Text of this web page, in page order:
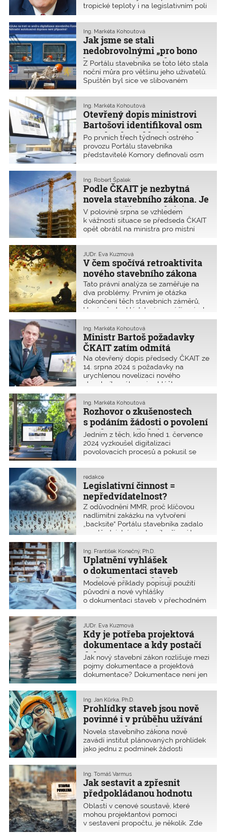
tropické teploty i na legislativním poli
a nového stavebního zákona.
Nepředpokládal jsem, že by start tak
složitého systému pracoval hn
Jak jsme se stali
nedobrovolnými „pro bono
beta testery“ Portálu
stavebníka
Ing. Markéta Kohoutová
Z Portálu stavebníka se toto léto stala
noční můra pro většinu jeho uživatelů.
Spuštěn byl sice ve slibovaném
řada podstatných funkcionalit a jeho
uživatelská nepřívětivost zdaleka
předčila obavy autorizovaných osob.
Namísto slibovaného zkrácení lhůt
nastala panika a paralýza
povolovacího řízení. To jsou zřejmé
důvody, proč se problémy Portálu
stavebníka staly i jednou z hlavních
nepokusili pracovat a teprve je to
čeká, přinášíme stručné ohlédnutí za
průběhem prvních týdnů života
digitalizace nových povolovacích
procesů.
Otevřený dopis ministrovi
Bartošovi identifikoval osm
zásadních problémů Portálu
stavebníka
Ing. Markéta Kohoutová
Po prvních třech týdnech ostrého
provozu Portálu stavebníka
představitelé Komory definovali osm
chyb. Ty byly popsány votevřeném
dopise ČKAIT ministrovi MMR
z 25. července 2024 . Ing. Radim
Loukota doplňuje informaci o tom, zda
a jak se tyto chyby ke konci srpna
podařilo odstranit.
Podle ČKAIT je nezbytná
novela stavebního zákona. Je
nutné zrušit retroaktivitu
některých jeho částí
Ing. Robert Špalek
V polovině srpna se vzhledem
k vážnosti situace se předseda ČKAIT
opět obrátil na ministra pro místní
rozsáhlá rekodifikace stavebního
práva může mít i velmi negativní
dopad na výkonnost celého českého
stavebnictví. ČKAIT požaduje novelu
nového stavebního zákona a navrhuje
zásadní úpravu pravidel pro
přechodné období tak, aby se
zamezilo retroaktivnímu působení
V čem spočívá retroaktivita
nového stavebního zákona
JUDr. Eva Kuzmová
Tato právní analýza se zaměřuje na
dva problémy. Prvním je otázka
dokončení těch stavebních záměrů,
které předpokládaly územní řízení, ale
stavebník nestihl do 30. června 2024
podat žádost o územní řízení. Druhým
je otázka komunikace stavebníka se
stavebním úřadem a dotčenými
orgány, a zejména to, zda
i v přechodném období (tedy do 30.
června 2027) musí stavebník nahrát
projektovou dokumentaci výhradně
Retroaktivita nového stavebního
zákona vyplývá z formulace jeho
přechodných ustanovení a z pozdě
vydávaných prováděcích předpisů.
Situaci komplikuje i příliš striktní
výklad MMR.
Ministr Bartoš požadavky
ČKAIT zatím odmítá
Ing. Markéta Kohoutová
Na otevřený dopis předsedy ČKAIT ze
14. srpna 2024 s požadavky na
urychlenou novelizaci nového
stavebního zákona i vyhlášky
o dokumentaci staveb Komora
obdržela zamítavou odpověď již
19. srpna 2024. Komora bude i nadále
usilovat o nápravu současné kritické
situace ve stavebnictví, která nastala
po 1. červenci 2024. V odpovědi
ministra Ivana Bartoše, která je
publikována na stránkách MMR, jsou
zkreslená tvrzení, která zjevně
ministrovi zabránila pochopit
požadavky Komory. Proto zde
zveřejňujeme uvedení některých
tvrzení na pravou míru.
Rozhovor o zkušenostech
s podáním žádosti o povolení
stavby prostřednictvím
Portálu stavebníka
Ing. Markéta Kohoutová
Jedním z těch, kdo hned 1. července
2024 vyzkoušel digitalizaci
povolovacích procesů a pokusil se
stavebníka podat žádost o povolení
stavby, byl i Ing. Radim Loukota,
místopředseda Představenstva ČKAIT.
V rozhovoru mimo jiné uvádí, že i přes
současné nepohodlí digitalizaci
stavebního řízení potřebujeme a že
v budoucnu nám snad opravdu práci
ušetří.
Legislativní činnost =
nepředvídatelnost?
redakce
Z odůvodnění MMR, proč klíčovou
nadlimitní zakázku na vytvoření
„backsite“ Portálu stavebníka zadalo
prostřednictvím jednacího řízení bez
uveřejnění právě firmě InQool.
Uplatnění vyhlášek
o dokumentaci staveb
v přechodném období má
různé výklady
Ing. František Konečný, Ph.D.
Modelové příklady popisují použití
původní a nové vyhlášky
o dokumentaci staveb v přechodném
30. června 2027 podle nového
stavebního zákona. Bohužel
v některých otázkách, s nimiž se na
Komoru obracejí autorizované osoby,
se dosud nepodařilo sjednotit názor
ČKAIT s výkladem MMR. Tyto
odpovědi jsou v textu vyznačeny.
Kdy je potřeba projektová
dokumentace a kdy postačí
dokumentace?
JUDr. Eva Kuzmová
Jak nový stavební zákon rozlišuje mezi
pojmy dokumentace a projektová
dokumentace? Dokumentace není jen
dokumentace, ale má jiný obsah
a význam. Zatímco projektovou
dokumentaci musí zpracovat
autorizovaná osoba, dokumentaci
může zpracovat kvalifikovaná osoba
se vzděláním a praxí.
Prohlídky staveb jsou nově
povinné i v průběhu užívání
pozemních staveb
Ing. Jan Kůrka, Ph.D.
Novela stavebního zákona nově
zavádí institut plánovaných prohlídek
jako jednu z podmínek žádosti
staveb takové prohlídky dosud nebyly
obvyklé. S prohlídkami v různých
fázích životního cyklu stavby jsme se
dosud setkávali především u staveb
inženýrských, kde je běžně využíván
systém kontroly jakosti jak v průběhu
realizace, tak především v průběhu
užívání díla. Tyto prohlídky bývají
Jak sestavit a zpřesnit
předpokládanou hodnotu
stavby
Ing. Tomáš Varmus
Oblastí v cenové soustavě, které
mohou projektantovi pomoci
v sestavení propočtu, je několik. Zde